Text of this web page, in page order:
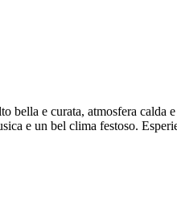
bella e curata, atmosfera
e un bel clima festoso.